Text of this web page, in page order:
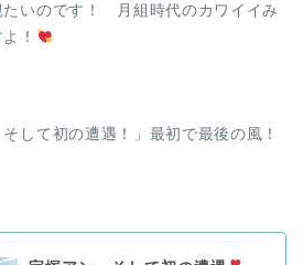
たいのです！ 月組時代のカワイイみ
！
して初の遭遇！」最初で最後の風！